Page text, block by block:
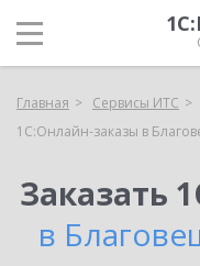
Главная Сервисы ИТС
1С:Онлайн-заказы в
Заказать
в